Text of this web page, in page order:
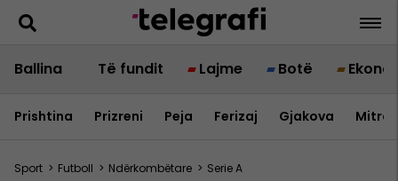
Ballina Të fundit Lajme Botë
Prishtina Prizreni Peja Ferizaj Gjakova
Sport > Futboll > Ndërkombëtare > Serie A